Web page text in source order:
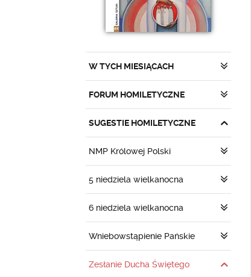
W TYCH MIESIĄCACH
FORUM HOMILETYCZNE
SUGESTIE HOMILETYCZNE
NMP Królowej Polski
5 niedziela wielkanocna
6 niedziela wielkanocna
Wniebowstąpienie Pańskie
Zesłanie Ducha Świętego